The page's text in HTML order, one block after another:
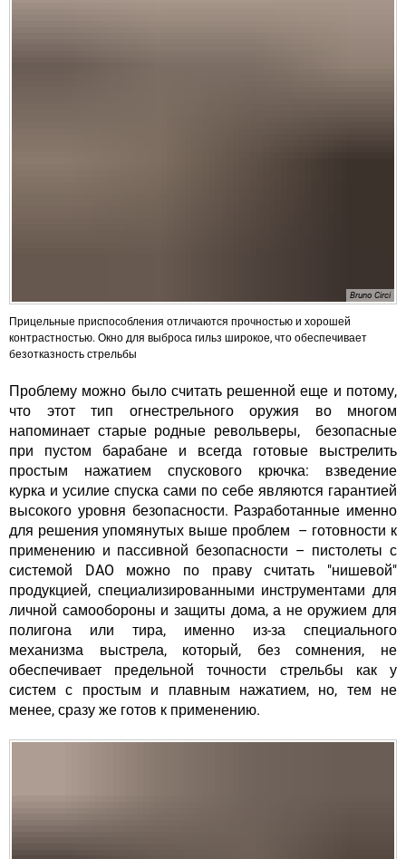
Bruno Circi
Прицельные приспособления отличаются прочностью и хорошей
контрастностью. Окно для выброса гильз широкое, что обеспечивает
безотказность стрельбы
Проблему можно было считать решенной еще и потому,
что этот тип огнестрельного оружия во многом
напоминает старые родные револьверы, безопасные
при пустом барабане и всегда готовые выстрелить
простым нажатием спускового крючка: взведение
курка и усилие спуска сами по себе являются гарантией
высокого уровня безопасности. Разработанные именно
для решения упомянутых выше проблем – готовности к
применению и пассивной безопасности – пистолеты с
системой DAO можно по праву считать "нишевой"
продукцией, специализированными инструментами для
личной самообороны и защиты дома, а не оружием для
полигона или тира, именно из-за специального
механизма выстрела, который, без сомнения, не
обеспечивает предельной точности стрельбы как у
систем с простым и плавным нажатием, но, тем не
менее, сразу же готов к применению.